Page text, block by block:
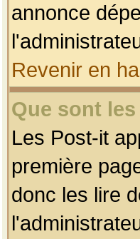
annonce
Revenir en
Que sont
Les Post-it
première
donc les lire